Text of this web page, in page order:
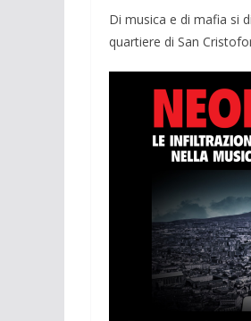
Di musica e di mafia si
quartiere di San